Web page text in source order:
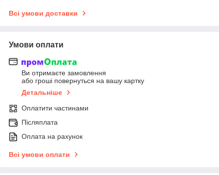
Всі умови доставки
Умови оплати
Ви отримаєте замовлення
або гроші повернуться на вашу картку
Детальніше
Оплатити частинами
Післяплата
Оплата на рахунок
Всі умови оплати